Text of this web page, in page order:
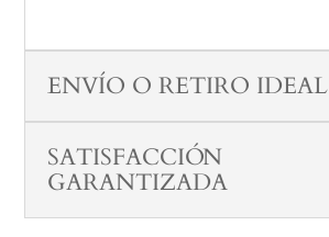
ENVÍO O RETIRO IDEAL
SATISFACCIÓN
GARANTIZADA